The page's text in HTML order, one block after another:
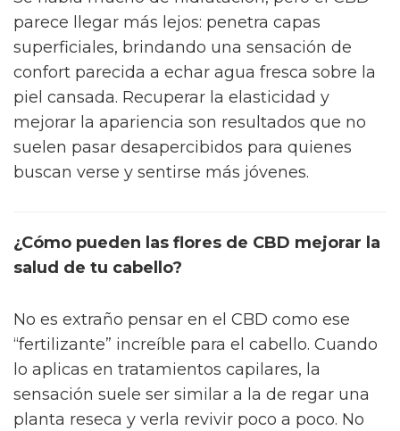
parece llegar más lejos: penetra capas
superficiales, brindando una sensación de
confort parecida a echar agua fresca sobre la
piel cansada. Recuperar la elasticidad y
mejorar la apariencia son resultados que no
suelen pasar desapercibidos para quienes
buscan verse y sentirse más jóvenes.
¿Cómo pueden las flores de CBD mejorar la
salud de tu cabello?
No es extraño pensar en el CBD como ese
“fertilizante” increíble para el cabello. Cuando
lo aplicas en tratamientos capilares, la
sensación suele ser similar a la de regar una
planta reseca y verla revivir poco a poco. No